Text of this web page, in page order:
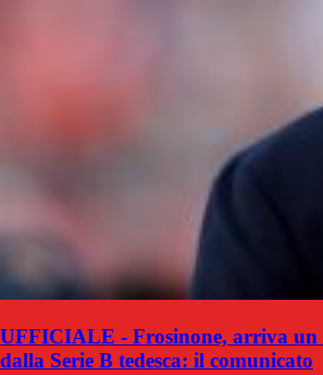
UFFICIALE - Frosinone, arriva un
dalla Serie B tedesca: il comunicato